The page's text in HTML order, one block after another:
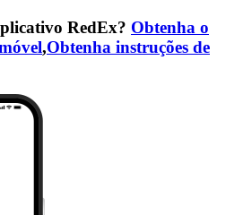
RedEx? Obtenha o
,Obtenha instruções de